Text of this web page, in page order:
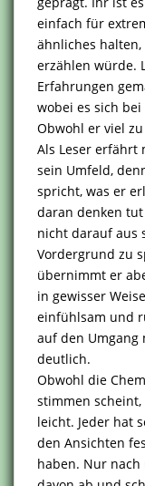
einfach für
ähnliches
erzählen würde.
Erfahrungen
wobei es sich
Obwohl er viel
Als Leser erfährt
sein Umfeld,
spricht, was er
daran denken
nicht darauf aus
Vordergrund zu
übernimmt er
in gewisser
einfühlsam und
auf den Umgang
deutlich.
Obwohl die
stimmen
leicht. Jeder hat
den Ansichten
haben. Nur